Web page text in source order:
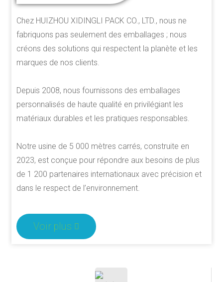
Chez HUIZHOU XIDINGLI PACK CO., LTD., nous ne
fabriquons pas seulement des emballages ; nous
créons des solutions qui respectent la planète et les
marques de nos clients.
Depuis 2008, nous fournissons des emballages
personnalisés de haute qualité en privilégiant les
matériaux durables et les pratiques responsables.
Notre usine de 5 000 mètres carrés, construite en
2023, est conçue pour répondre aux besoins de plus
de 1 200 partenaires internationaux avec précision et
dans le respect de l’environnement.
Voir plus